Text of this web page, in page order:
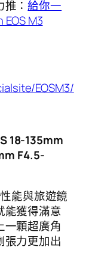
推：給你一
M3
EOSM3/
18-135mm
F4.5-
能與旅遊鏡
能獲得滿意
顆超廣角
張力更加出